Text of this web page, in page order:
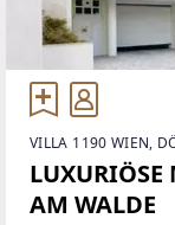
VILLA 1190 WIEN,
LUXURIÖSE
AM WALDE